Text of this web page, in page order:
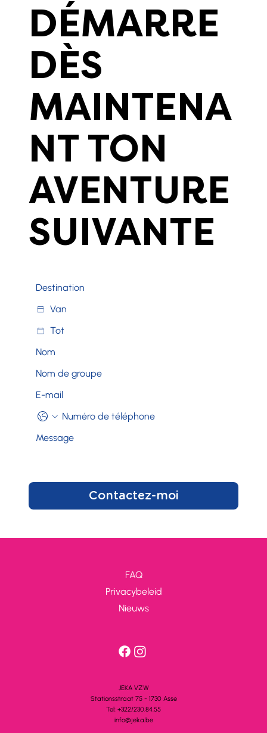
DÉMARRE
DÈS
MAINTENA
NT TON
AVENTURE
SUIVANTE
Contactez-moi
JEKA VZW
Stationsstraat 75 - 1730 Asse
Tel: +322/230.84.55
info@jeka.be
FAQ
Privacybeleid
Nieuws